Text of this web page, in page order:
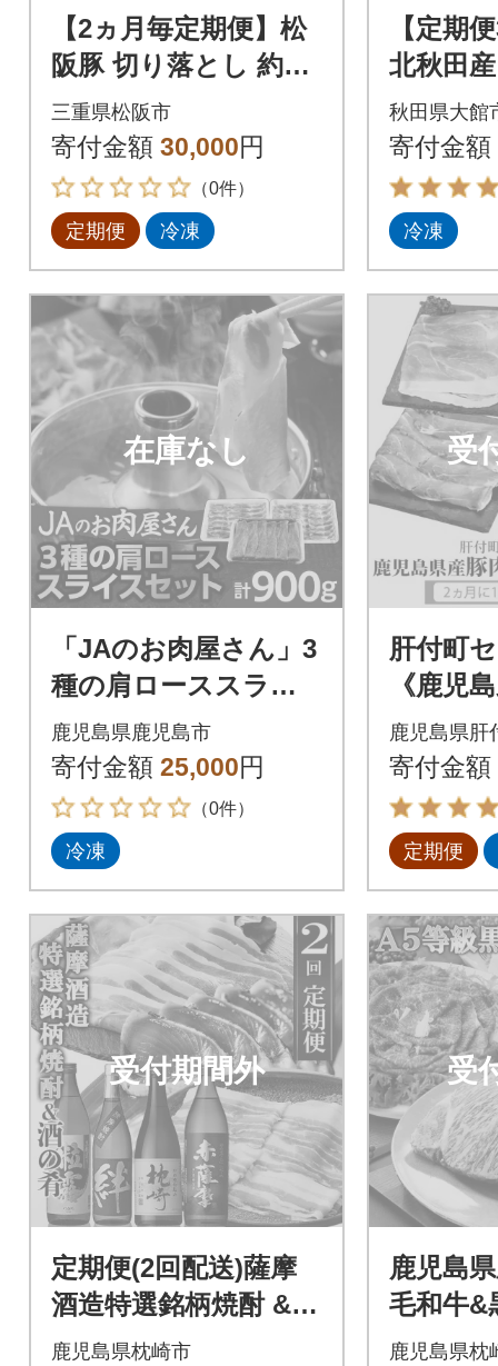
【2ヵ月毎定期便】松
阪豚 切り落とし 約80
0g しゃぶしゃぶ カレ
ー炒め物、生姜焼きに
も色々全3回
三重県松阪市
寄付金額 30,000円
（0件）
定期便 冷凍
【定期
北秋田
秋田県大館
寄付金額
冷凍
在庫なし
「JAのお肉屋さん」3
種の肩ローススライ
スセット(計900g) K
234-004
鹿児島県鹿児島市
寄付金額 25,000円
（0件）
冷凍
受
肝付町
《鹿児
ぶしゃ
【全3
鹿児島県肝
寄付金額
定期便
受付期間外
定期便(2回配送)薩摩
酒造特選銘柄焼酎 &
酒のお供 DD-6006
鹿児島県枕崎市
受
鹿児島
毛和牛&
鹿児島県枕